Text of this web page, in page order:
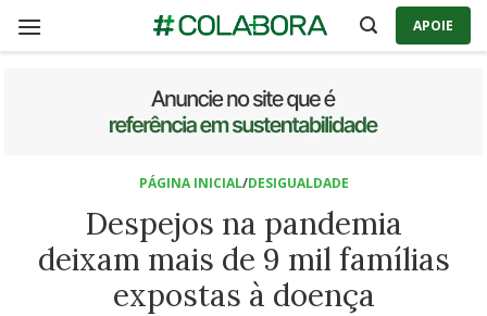
APOIE
PÁGINA INICIAL/DESIGUALDADE
Despejos na pandemia
deixam mais de 9 mil famílias
expostas à doença